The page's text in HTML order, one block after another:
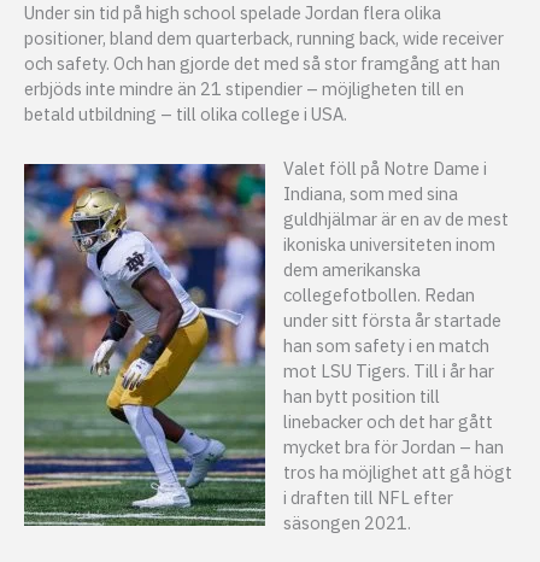
Under sin tid på high school spelade Jordan flera olika
positioner, bland dem quarterback, running back, wide receiver
och safety. Och han gjorde det med så stor framgång att han
erbjöds inte mindre än 21 stipendier – möjligheten till en
betald utbildning – till olika college i USA.
Valet föll på Notre Dame i
Indiana, som med sina
guldhjälmar är en av de mest
ikoniska universiteten inom
dem amerikanska
collegefotbollen. Redan
under sitt första år startade
han som safety i en match
mot LSU Tigers. Till i år har
han bytt position till
linebacker och det har gått
mycket bra för Jordan – han
tros ha möjlighet att gå högt
i draften till NFL efter
säsongen 2021.